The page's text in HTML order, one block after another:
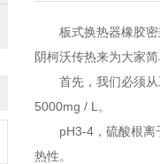
板式换热器橡胶
阴柯沃传热来为大家
首先，我们必须
5000mg / L。
pH3-4，硫酸根
热性。